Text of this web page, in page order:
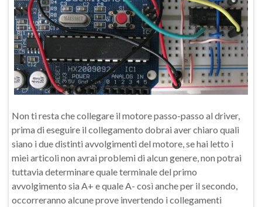
Non ti resta che collegare il motore passo-passo al driver,
prima di eseguire il collegamento dobrai aver chiaro quali
siano i due distinti avvolgimenti del motore, se hai letto i
miei articoli non avrai problemi di alcun genere, non potrai
tuttavia determinare quale terminale del primo
avvolgimento sia A+ e quale A- così anche per il secondo,
occorreranno alcune prove invertendo i collegamenti